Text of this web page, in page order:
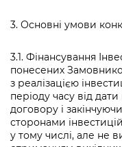
3. Основні умови
3.1. Фінансування
понесених
з реалізацією
періоду часу від
договору і
сторонами
у тому числі, але не